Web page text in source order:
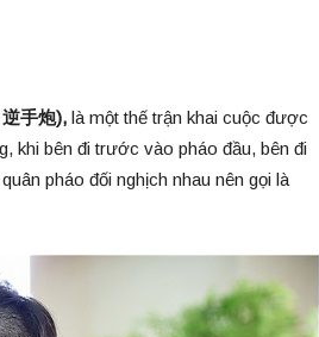
逆手炮),là một thế trận khai cuộc được
khi bên đi trước vào pháo đầu, bên đi
pháo đối nghịch nhau nên gọi là